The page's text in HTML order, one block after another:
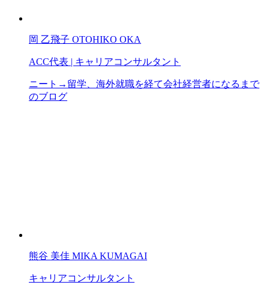
岡 乙飛子 OTOHIKO OKA
ACC代表 | キャリアコンサルタント
ニート→留学、海外就職を経て会社経営者になるまで
のブログ
熊谷 美佳 MIKA KUMAGAI
キャリアコンサルタント